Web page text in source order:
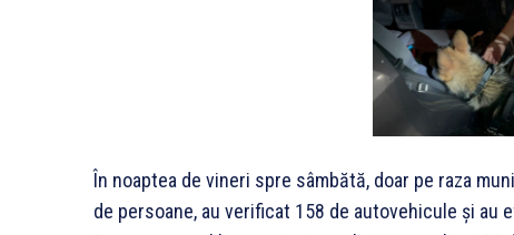
În noaptea de vineri spre sâmbătă, doar pe raza
de persoane, au verificat 158 de autovehicule și